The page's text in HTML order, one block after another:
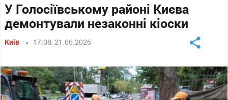
У Голосіївському районі Києва
демонтували незаконні кіоски
Київ 17:08, 21.06.2026